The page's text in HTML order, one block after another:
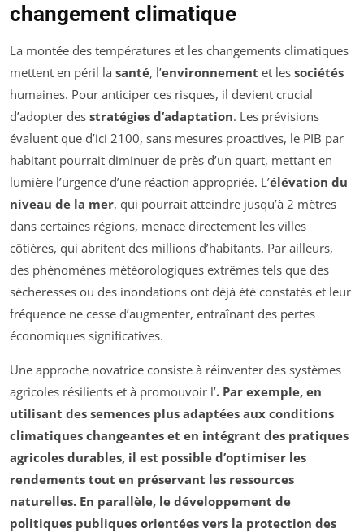
changement climatique
La montée des températures et les changements climatiques
mettent en péril la santé, l’environnement et les sociétés
humaines. Pour anticiper ces risques, il devient crucial
d’adopter des stratégies d’adaptation. Les prévisions
évaluent que d’ici 2100, sans mesures proactives, le PIB par
habitant pourrait diminuer de près d’un quart, mettant en
lumière l’urgence d’une réaction appropriée. L’élévation du
niveau de la mer, qui pourrait atteindre jusqu’à 2 mètres
dans certaines régions, menace directement les villes
côtières, qui abritent des millions d’habitants. Par ailleurs,
des phénomènes météorologiques extrêmes tels que des
sécheresses ou des inondations ont déjà été constatés et leur
fréquence ne cesse d’augmenter, entraînant des pertes
économiques significatives.
Une approche novatrice consiste à réinventer des systèmes
agricoles résilients et à promouvoir l’. Par exemple, en
utilisant des semences plus adaptées aux conditions
climatiques changeantes et en intégrant des pratiques
agricoles durables, il est possible d’optimiser les
rendements tout en préservant les ressources
naturelles. En parallèle, le développement de
politiques publiques orientées vers la protection des